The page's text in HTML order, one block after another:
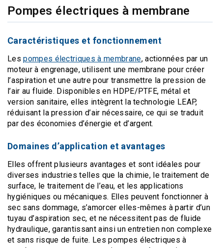
Pompes électriques à membrane
Caractéristiques et fonctionnement
Lespompes électriques à membrane, actionnées par un
moteur à engrenage, utilisent une membrane pour créer
l’aspiration et une autre pour transmettre la pression de
l’air au fluide. Disponibles en HDPE/PTFE, métal et
version sanitaire, elles intègrent la technologie LEAP,
réduisant la pression d’air nécessaire, ce qui se traduit
par des économies d’énergie et d’argent.
Domaines d’application et avantages
Elles offrent plusieurs avantages et sont idéales pour
diverses industries telles que la chimie, le traitement de
surface, le traitement de l’eau, et les applications
hygiéniques ou mécaniques. Elles peuvent fonctionner à
sec sans dommage, s’amorcer elles-mêmes à partir d’un
tuyau d’aspiration sec, et ne nécessitent pas de fluide
hydraulique, garantissant ainsi un entretien non complexe
et sans risque de fuite. Les pompes électriques à